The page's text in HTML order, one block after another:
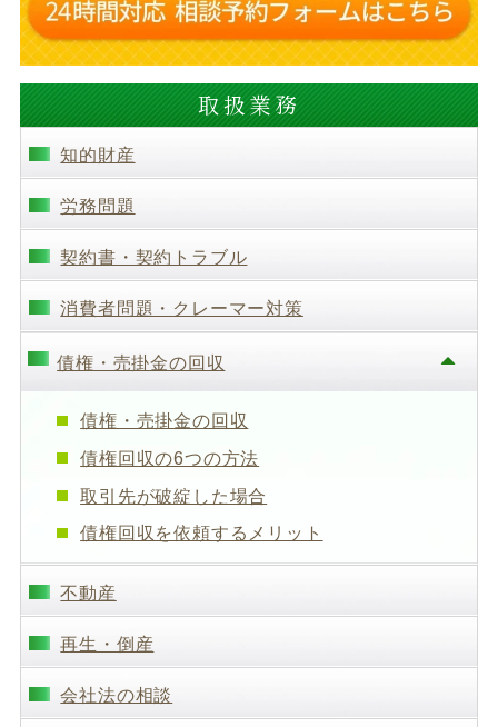
取扱業務
知的財産
労務問題
契約書・契約トラブル
消費者問題・クレーマー対策
債権・売掛金の回収
債権・売掛金の回収
債権回収の6つの方法
取引先が破綻した場合
債権回収を依頼するメリット
不動産
再生・倒産
会社法の相談